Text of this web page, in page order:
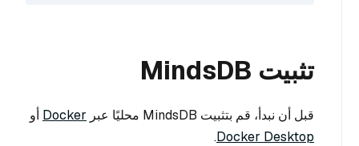
تثبيت MindsDB
قبل أن نبدأ، قم بتثبيت MindsDB محليًا عبر Docker أو
Docker Desktop
.